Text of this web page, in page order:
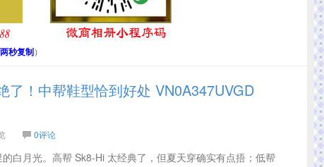
秒复制）
了！中帮鞋型恰到好处 VN0A347UVGD
0评论
白月光。高帮 Sk8-Hi 太经典了，但夏天穿确实有点捂；低帮